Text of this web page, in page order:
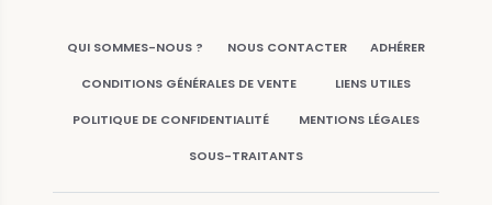
QUI SOMMES-NOUS ? NOUS CONTACTER ADHÉRER
CONDITIONS GÉNÉRALES DE VENTE LIENS UTILES
POLITIQUE DE CONFIDENTIALITÉ MENTIONS LÉGALES
SOUS-TRAITANTS